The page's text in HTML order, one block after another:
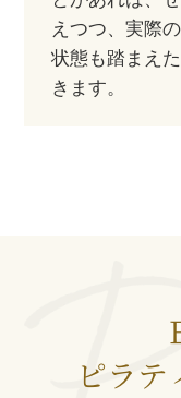
えつつ、実際
状態も踏まえ
きます。
ピラテ